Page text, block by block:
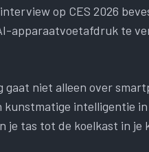
op CES 2026
apparaatvoetafdruk te
niet alleen over
intelligentie
je tas tot de koelkast in je